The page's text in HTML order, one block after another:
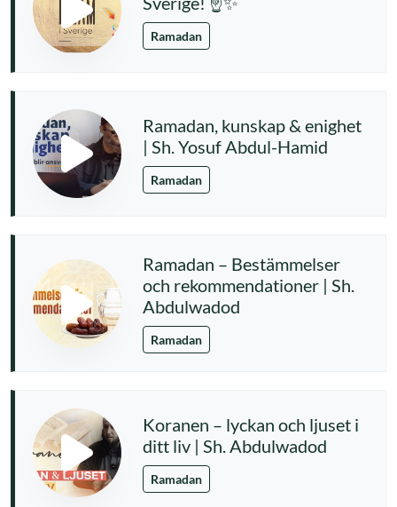
Ramadan
Ramadan, kunskap & enighet
| Sh. Yosuf Abdul-Hamid
Ramadan
Ramadan – Bestämmelser
och rekommendationer | Sh.
Abdulwadod
Ramadan
Koranen – lyckan och ljuset i
ditt liv | Sh. Abdulwadod
Ramadan